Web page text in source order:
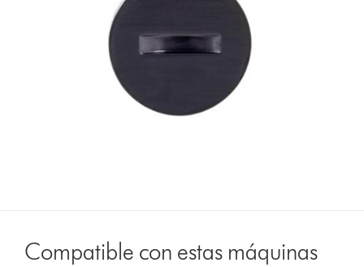
Compatible con estas máquinas